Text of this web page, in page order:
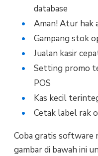
database
Aman! Atur hak
Gampang stok
Jualan kasir
Setting promo
POS
Kas kecil
Cetak label rak
Coba gratis software
gambar di bawah ini